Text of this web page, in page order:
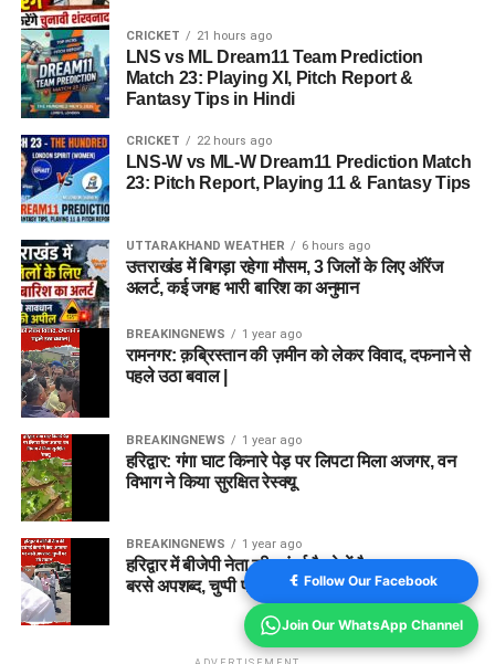
CRICKET 21 hours ago
LNS vs ML Dream11 Team Prediction
Match 23: Playing XI, Pitch Report &
Fantasy Tips in Hindi
CRICKET 22 hours ago
LNS-W vs ML-W Dream11 Prediction Match
23: Pitch Report, Playing 11 & Fantasy Tips
UTTARAKHAND WEATHER 6 hours ago
उत्तराखंड में बिगड़ा रहेगा मौसम, 3 जिलों के लिए ऑरेंज
अलर्ट, कई जगह भारी बारिश का अनुमान
BREAKINGNEWS 1 year ago
रामनगर: क़ब्रिस्तान की ज़मीन को लेकर विवाद, दफनाने से
पहले उठा बवाल |
BREAKINGNEWS 1 year ago
हरिद्वार: गंगा घाट किनारे पेड़ पर लिपटा मिला अजगर, वन
विभाग ने किया सुरक्षित रेस्क्यू
BREAKINGNEWS 1 year ago
हरिद्वार में बीजेपी नेता की दबंगई कैमरे में कैद, अफसर पर
बरसे अपशब्द, चुप्पी पर उठे सवालFollow Our Facebook
Join Our WhatsApp Channel